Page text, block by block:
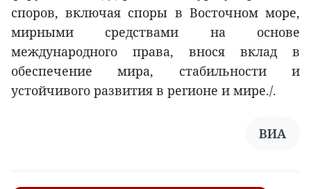
споров, включая споры в Восточном море,
мирными средствами на основе
международного права, внося вклад в
обеспечение мира, стабильности и
устойчивого развития в регионе и мире./.
ВИА